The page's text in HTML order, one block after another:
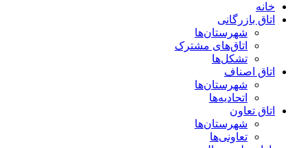
خانه
اتاق بازرگانی
شهرستان‌ها
اتاق‌های مشترک
تشکل‌ها
اتاق اصناف
شهرستان‌ها
اتحادیه‌ها
اتاق تعاون
شهرستان‌ها
تعاونی‌ها